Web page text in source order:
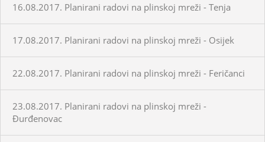
16.08.2017. Planirani radovi na plinskoj mreži - Tenja
17.08.2017. Planirani radovi na plinskoj mreži - Osijek
22.08.2017. Planirani radovi na plinskoj mreži - Feričanci
23.08.2017. Planirani radovi na plinskoj mreži -
Đurđenovac